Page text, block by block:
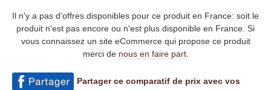
Il n'y a pas d'offres disponibles pour ce produit en France: soit le
produit n'est pas encore ou n'est plus disponible en France. Si
vous connaissez un site eCommerce qui propose ce produit
merci de nous en faire part.
Partager ce comparatif de prix avec vos